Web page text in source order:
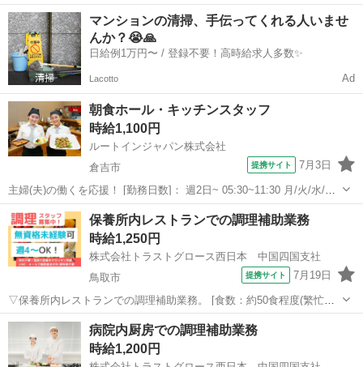
の専門調理業務を担当していただきます。 ▽制服：貸与あり。 ※採用
後、入職前に健康診断・検便の提出必須。 〇屋外喫煙所有り。 《必須
資格》 ◇調理師 《必須...
鳥取 鳥取市
マンションの清掃、手伝ってくれる人いませ
んか？😭🙏
日給例1万円〜 / 登録不要！高時給求人多数✨
Lacotto Ad
朝食ホール・キッチンスタッフ
時給1,100円
ルートインジャパン株式会社
倉吉市
提携サイト 7月3日
主婦(夫)の働くを応援！ [勤務日数]： 週2日~ 05:30~11:30 月/火/水/木/
金/土/日 などから選べます [勤務地・最寄駅]： 鳥取県倉吉市上井字五
反田320番地11 ホテルルートイン倉吉駅前 倉吉駅徒歩...
鳥取 倉吉市 キッチン
保養所内レストランでの調理補助業務
時給1,250円
株式会社トラストグロース西日本 中国四国支社
鳥取市
提携サイト 7月19日
▽保養所内レストランでの調理補助業務。 [食数：約50食程度(繁忙期
は約200食程度)] ▽食材の盛付け、食器洗浄、配膳 等。 ▽制服：貸
与あり。 〇屋外喫煙所有り。 〇20代-60代職員活躍中。 【必須資格・
条件】 ◇...
鳥取 鳥取市 キッチン
病院内厨房での調理補助業務
時給1,200円